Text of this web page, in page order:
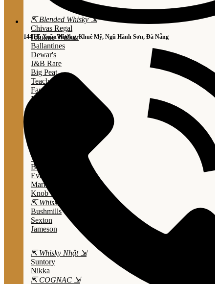
144 Hồ Xuân Hương, Khuê Mỹ, Ngũ Hành Sơn, Đà Nẵng
⇱ Blended Whisky ⇲
Chivas Regal
Johnnie Walker
Ballantines
Dewar's
J&B Rare
Big Peat
Teacher's
Famous Grouse
Monkey Shouder
Wild Turkey
Bulleit Bourbon
Evan Williams
Marker's Mark
Knob Creek
⇱ Whiskey Ailen ⇲
Bushmills
Sexton
Jameson
⇱ Whisky Nhật ⇲
Suntory
Nikka
⇱ COGNAC ⇲